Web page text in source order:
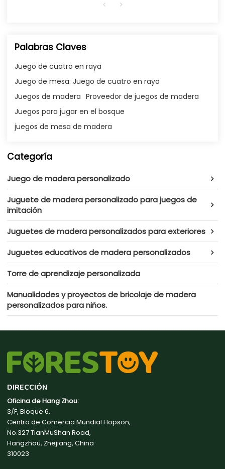
Palabras Claves
Juego de cuatro en raya
Juego de mesa: Juego de cuatro en raya
Juegos de madera Proveedor de juegos de madera
Juegos para jugar en el bosque
juegos de mesa de madera
Categoría
Juego de madera personalizado
Juguete de madera personalizado para juegos de
imitación
Juguetes de madera personalizados para exteriores
Juguetes educativos de madera personalizados
Torre de aprendizaje personalizada
Manualidades y proyectos de bricolaje de madera
personalizados para niños.
DIRECCIÓN
Oficina de Hang Zhou:
3/F, Bloque 6,
Centro de Comercio Mundial Hopson,
No.327 TianMuShan Road,
Hangzhou, Zhejiang, China
310023